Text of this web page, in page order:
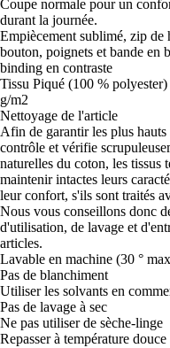
Coupe normale pour un
durant la journée.
Empiècement sublimé, zip de
bouton, poignets et bande en
binding en contraste
Tissu Piqué (100 %
g/m2
Nettoyage de l'article
Afin de garantir les plus hauts
contrôle et vérifie
naturelles du coton, les tissus
maintenir intactes leurs
leur confort, s'ils sont traités
Nous vous conseillons donc
d'utilisation, de lavage et
articles.
Lavable en machine (30 °
Pas de blanchiment
Utiliser les solvants en
Pas de lavage à sec
Ne pas utiliser de sèche-linge
Repasser à température